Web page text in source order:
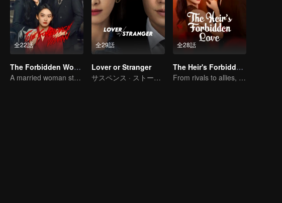
全22話
The Forbidden Woman
A married woman steps into a parallel universe to seek revenge
全29話
Lover or Stranger
サスペンス · ストーリー
全28話
The Heir's Forbidden Love
From rivals to allies, they’re ready to take back control!